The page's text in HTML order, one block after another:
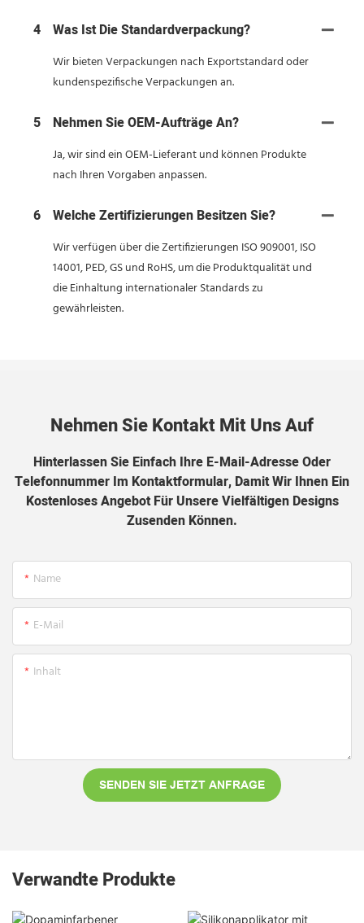
4 Was Ist Die Standardverpackung?
Wir bieten Verpackungen nach Exportstandard oder
kundenspezifische Verpackungen an.
5 Nehmen Sie OEM-Aufträge An?
Ja, wir sind ein OEM-Lieferant und können Produkte
nach Ihren Vorgaben anpassen.
6 Welche Zertifizierungen Besitzen Sie?
Wir verfügen über die Zertifizierungen ISO 909001, ISO
14001, PED, GS und RoHS, um die Produktqualität und
die Einhaltung internationaler Standards zu
gewährleisten.
Nehmen Sie Kontakt Mit Uns Auf
Hinterlassen Sie Einfach Ihre E-Mail-Adresse Oder
Telefonnummer Im Kontaktformular, Damit Wir Ihnen Ein
Kostenloses Angebot Für Unsere Vielfältigen Designs
Zusenden Können.
Name
E-Mail
Inhalt
SENDEN SIE JETZT ANFRAGE
Verwandte Produkte